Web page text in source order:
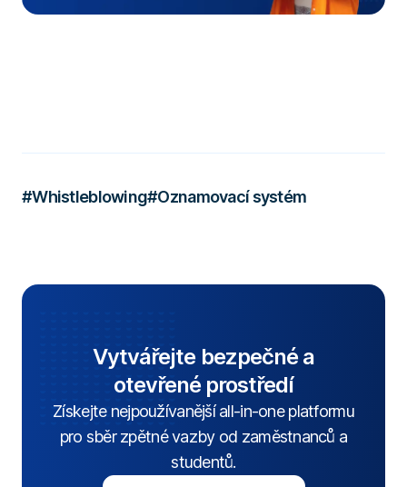
#Whistleblowing#Oznamovací systém
Vytvářejte bezpečné a
otevřené prostředí
Získejte nejpoužívanější all-in-one platformu
pro sběr zpětné vazby od zaměstnanců a
studentů.